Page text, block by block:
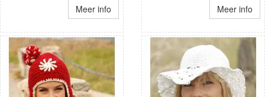
Meer info Meer info